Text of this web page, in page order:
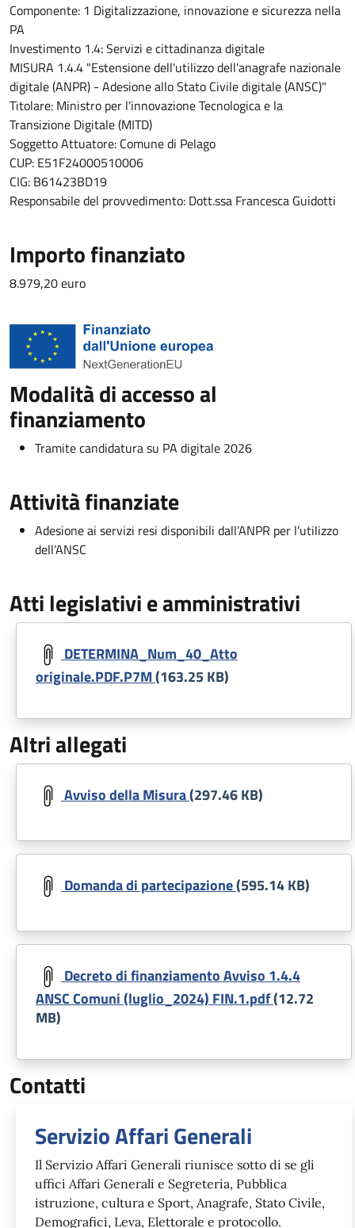
Componente: 1 Digitalizzazione, innovazione e sicurezza nella
PA
Investimento 1.4: Servizi e cittadinanza digitale
MISURA 1.4.4 "Estensione dell'utilizzo dell'anagrafe nazionale
digitale (ANPR) - Adesione allo Stato Civile digitale (ANSC)"
Titolare: Ministro per l'innovazione Tecnologica e la
Transizione Digitale (MITD)
Soggetto Attuatore: Comune di Pelago
CUP: E51F24000510006
CIG: B61423BD19
Responsabile del provvedimento: Dott.ssa Francesca Guidotti
Importo finanziato
8.979,20 euro
Modalità di accesso al
finanziamento
Tramite candidatura su PA digitale 2026
Attività finanziate
Adesione ai servizi resi disponibili dall’ANPR per l’utilizzo
dell’ANSC
Atti legislativi e amministrativi
Document
DETERMINA_Num_40_Atto
originale.PDF.P7M(163.25 KB)
Altri allegati
Document
Avviso della Misura(297.46 KB)
Document
Domanda di partecipazione(595.14 KB)
Document
Decreto di finanziamento Avviso 1.4.4
ANSC Comuni (luglio_2024) FIN.1.pdf(12.72
MB)
Contatti
Servizio Affari Generali
Il Servizio Affari Generali riunisce sotto di se gli
uffici Affari Generali e Segreteria, Pubblica
istruzione, cultura e Sport, Anagrafe, Stato Civile,
Demografici, Leva, Elettorale e protocollo.